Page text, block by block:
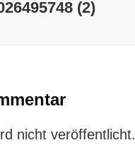
(2)
nicht veröffentlicht.